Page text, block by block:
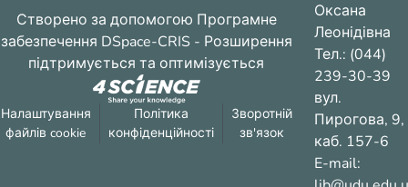
Створено за допомогою Програмне
забезпечення DSpace-CRIS - Розширення
підтримується та оптимізується
Налаштування
файлів cookie
Політика
конфіденційності
Зворотній
зв'язок
Оксана
Леонідівна
Тел.: (044)
239-30-39
вул.
Пирогова, 9,
каб. 157-6
E-mail: